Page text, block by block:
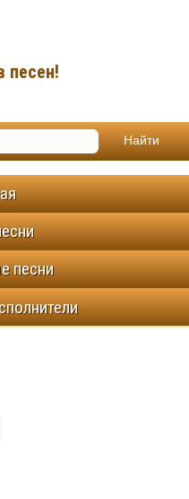
песен!
песни